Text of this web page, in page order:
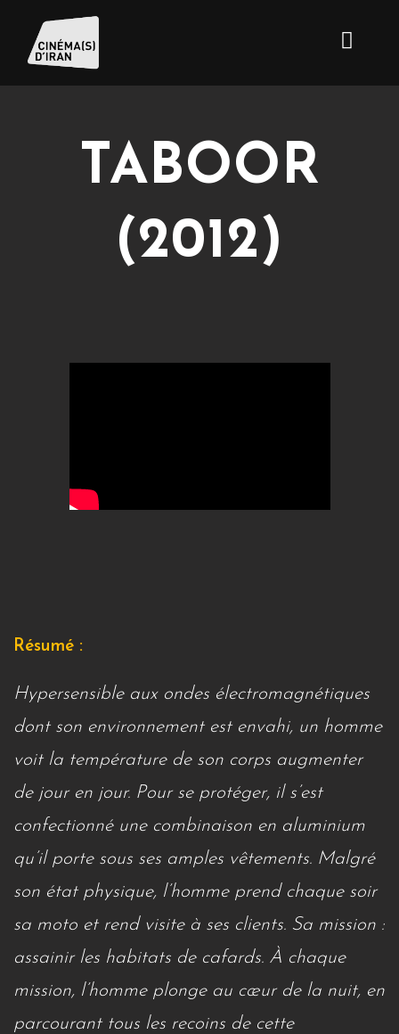
TABOOR
(2012)
Résumé :
Hypersensible aux ondes électromagnétiques
dont son environnement est envahi, un homme
voit la température de son corps augmenter
de jour en jour. Pour se protéger, il s’est
confectionné une combinaison en aluminium
qu’il porte sous ses amples vêtements. Malgré
son état physique, l’homme prend chaque soir
sa moto et rend visite à ses clients. Sa mission :
assainir les habitats de cafards. À chaque
mission, l’homme plonge au cœur de la nuit, en
parcourant tous les recoins de cette